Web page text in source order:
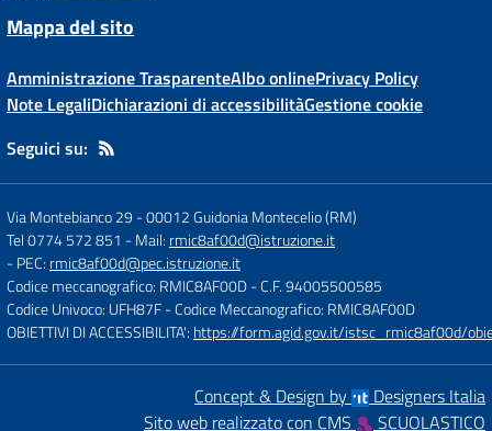
Mappa del sito
Amministrazione TrasparenteAlbo onlinePrivacy Policy
Note LegaliDichiarazioni di accessibilitàGestione cookie
Seguici su:
Via Montebianco 29 -00012 Guidonia Montecelio (RM)
Tel 0774 572 851 - Mail: rmic8af00d@istruzione.it
- PEC: rmic8af00d@pec.istruzione.it
Codice meccanografico: RMIC8AF00D- C.F. 94005500585
Codice Univoco: UFH87F- Codice Meccanografico: RMIC8AF00D
OBIETTIVI DI ACCESSIBILITA': https://form.agid.gov.it/istsc_rmic8af00d/
Concept & Design by
Designers Italia
Sito web realizzato con CMS
SCUOLASTICO